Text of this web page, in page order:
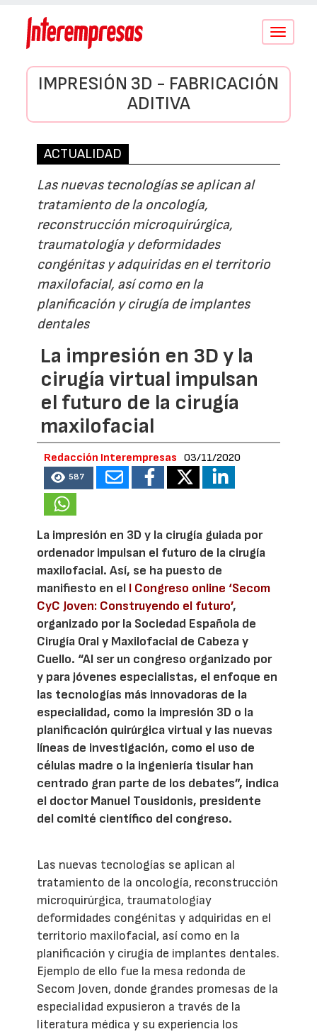
Conmutar
IMPRESIÓN 3D - FABRICACIÓN
ADITIVA
ACTUALIDAD
Las nuevas tecnologías se aplican al
tratamiento de la oncología,
reconstrucción microquirúrgica,
traumatología y deformidades
congénitas y adquiridas en el territorio
maxilofacial, así como en la
planificación y cirugía de implantes
dentales
La impresión en 3D y la
cirugía virtual impulsan
el futuro de la cirugía
maxilofacial
Redacción Interempresas 03/11/2020
587
La impresión en 3D y la cirugía guiada por
ordenador impulsan el futuro de la cirugía
maxilofacial. Así, se ha puesto de
manifiesto en el I Congreso online ‘Secom
CyC Joven: Construyendo el futuro’,
organizado por la Sociedad Española de
Cirugía Oral y Maxilofacial de Cabeza y
Cuello. “Al ser un congreso organizado por
y para jóvenes especialistas, el enfoque en
las tecnologías más innovadoras de la
especialidad, como la impresión 3D o la
planificación quirúrgica virtual y las nuevas
líneas de investigación, como el uso de
células madre o la ingeniería tisular han
centrado gran parte de los debates”, indica
el doctor Manuel Tousidonis, presidente
del comité científico del congreso.
Las nuevas tecnologías se aplican al
tratamiento de la oncología, reconstrucción
microquirúrgica, traumatologíay
deformidades congénitas y adquiridas en el
territorio maxilofacial, así como en la
planificación y cirugía de implantes dentales.
Ejemplo de ello fue la mesa redonda de
Secom Joven, donde grandes promesas de la
especialidad expusieron a través de la
literatura médica y su experiencia los